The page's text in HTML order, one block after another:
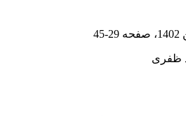
29-45
ظفری